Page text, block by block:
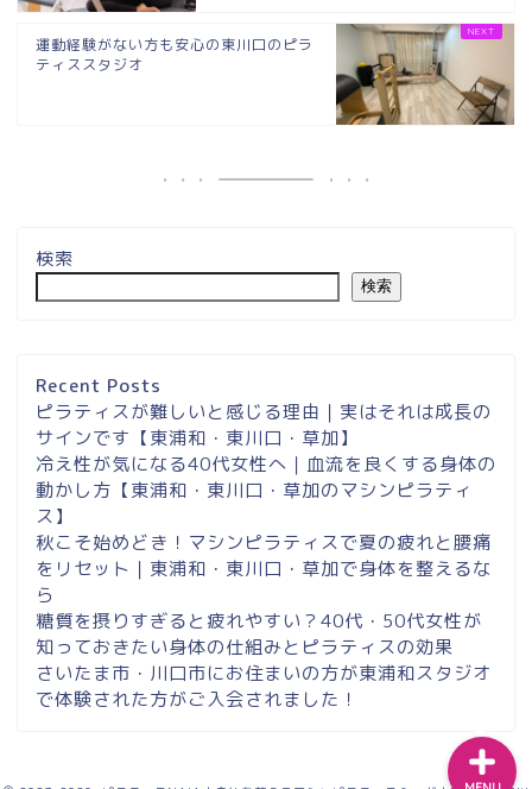
運動経験がない方も安心の東川口のピラ
ティススタジオ
検索
検索
Recent Posts
ピラティスが難しいと感じる理由｜実はそれは成長の
サインです【東浦和・東川口・草加】
冷え性が気になる40代女性へ｜血流を良くする身体の
動かし方【東浦和・東川口・草加のマシンピラティ
ス】
秋こそ始めどき！マシンピラティスで夏の疲れと腰痛
をリセット｜東浦和・東川口・草加で身体を整えるな
ら
糖質を摂りすぎると疲れやすい？40代・50代女性が
知っておきたい身体の仕組みとピラティスの効果
さいたま市・川口市にお住まいの方が東浦和スタジオ
で体験された方がご入会されました！
内
東浦和スタジオ予約
東浦和｜大人女性のための
マシンピラティススタジオ
Instagram